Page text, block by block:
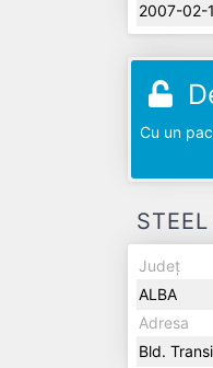
2007-02-
Cu un
Județ
ALBA
Adresa
Bld.